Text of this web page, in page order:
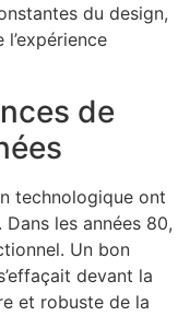
du design,
de
technologique ont
les années 80,
Un bon
devant la
et robuste de la